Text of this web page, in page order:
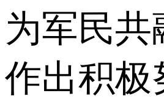
为军民共
作出积极